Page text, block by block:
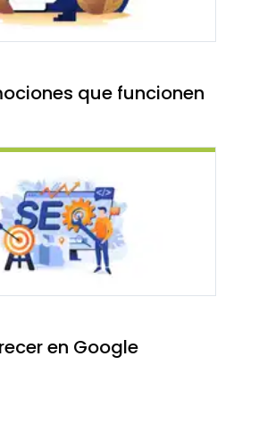
que funcionen
en Google